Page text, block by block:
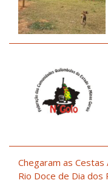
Chegaram as
Rio Doce de Dia dos